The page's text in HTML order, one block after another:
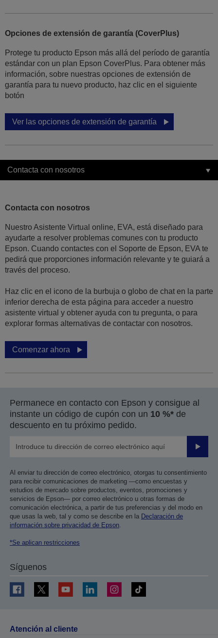
Opciones de extensión de garantía (CoverPlus)
Protege tu producto Epson más allá del período de garantía
estándar con un plan Epson CoverPlus. Para obtener más
información, sobre nuestras opciones de extensión de
garantía para tu nuevo producto, haz clic en el siguiente
botón
Ver las opciones de extensión de garantía
Contacta con nosotros
Contacta con nosotros
Nuestro Asistente Virtual online, EVA, está diseñado para
ayudarte a resolver problemas comunes con tu producto
Epson. Cuando contactes con el Soporte de Epson, EVA te
pedirá que proporciones información relevante y te guiará a
través del proceso.
Haz clic en el icono de la burbuja o globo de chat en la parte
inferior derecha de esta página para acceder a nuestro
asistente virtual y obtener ayuda con tu pregunta, o para
explorar formas alternativas de contactar con nosotros.
Comenzar ahora
Permanece en contacto con Epson y consigue al
instante un código de cupón con un 10 %* de
descuento en tu próximo pedido.
Enviar
Al enviar tu dirección de correo electrónico, otorgas tu consentimiento
para recibir comunicaciones de marketing —como encuestas y
estudios de mercado sobre productos, eventos, promociones y
servicios de Epson— por correo electrónico u otras formas de
comunicación electrónica, a partir de tus preferencias y del modo en
que usas la web, tal y como se describe en la Declaración de
información sobre privacidad de Epson.
*Se aplican restricciones
Síguenos
Atención al cliente